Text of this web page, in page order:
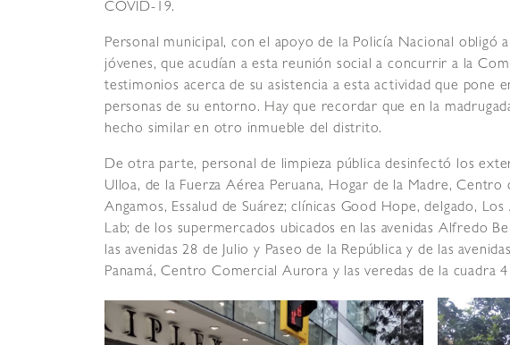
COVID-19.
Personal municipal, con el apoyo de la Policía Nacional obligó
jóvenes, que acudían a esta reunión social a concurrir a la
testimonios acerca de su asistencia a esta actividad que pone
personas de su entorno. Hay que recordar que en la
hecho similar en otro inmueble del distrito.
De otra parte, personal de limpieza pública desinfectó los
Ulloa, de la Fuerza Aérea Peruana, Hogar de la Madre, Centro
Angamos, Essalud de Suárez; clínicas Good Hope, delgado,
Lab; de los supermercados ubicados en las avenidas Alfredo
las avenidas 28 de Julio y Paseo de la República y de las
Panamá, Centro Comercial Aurora y las veredas de la cuadra 4